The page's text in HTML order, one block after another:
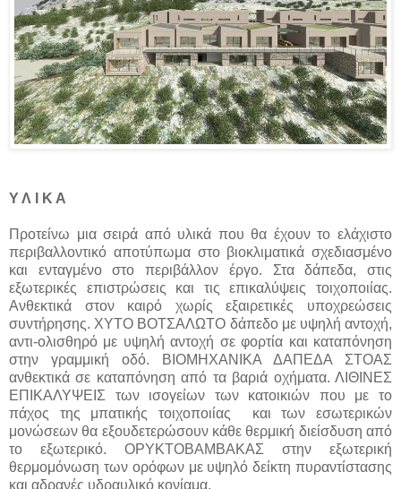
Υ Λ Ι Κ Α
Προτείνω μια σειρά από υλικά που θα έχουν το ελάχιστο
περιβαλλοντικό αποτύπωμα στο βιοκλιματικά σχεδιασμένο
και ενταγμένο στο περιβάλλον έργο. Στα δάπεδα, στις
εξωτερικές επιστρώσεις και τις επικαλύψεις τοιχοποιίας.
Ανθεκτικά στον καιρό χωρίς εξαιρετικές υποχρεώσεις
συντήρησης. ΧΥΤΟ ΒΟΤΣΑΛΩΤΟ δάπεδο με υψηλή αντοχή,
αντι-ολισθηρό με υψηλή αντοχή σε φορτία και καταπόνηση
στην γραμμική οδό. ΒΙΟΜΗΧΑΝΙΚΑ ΔΑΠΕΔΑ ΣΤΟΑΣ
ανθεκτικά σε καταπόνηση από τα βαριά οχήματα. ΛΙΘΙΝΕΣ
ΕΠΙΚΑΛΥΨΕΙΣ των ισογείων των κατοικιών που με το
πάχος της μπατικής τοιχοποιίας και των εσωτερικών
μονώσεων θα εξουδετερώσουν κάθε θερμική διείσδυση από
το εξωτερικό. ΟΡΥΚΤΟΒΑΜΒΑΚΑΣ στην εξωτερική
θερμομόνωση των ορόφων με υψηλό δείκτη πυραντίστασης
και αδρανές υδραυλικό κονίαμα.